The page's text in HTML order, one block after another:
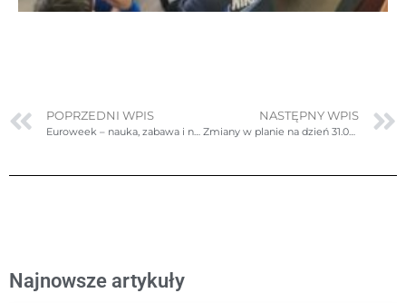
POPRZEDNI WPIS
Euroweek – nauka, zabawa i niezapomniane wspomnienia!
NASTĘPNY WPIS
Zmiany w planie na dzień 31.03.2025r. (poniedziałek)
Najnowsze artykuły